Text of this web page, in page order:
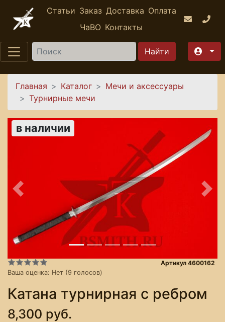
Перейти к основному содержанию
Статьи Заказ Доставка Оплата
ЧаВО Контакты
Найти
Вы здесь
Главная Каталог
Мечи и аксессуары
Турнирные мечи
в наличии
Предыдущее
Ваша оценка: Нет (9 голосов)
Артикул 4600162
Катана турнирная с ребром
8,300 руб.